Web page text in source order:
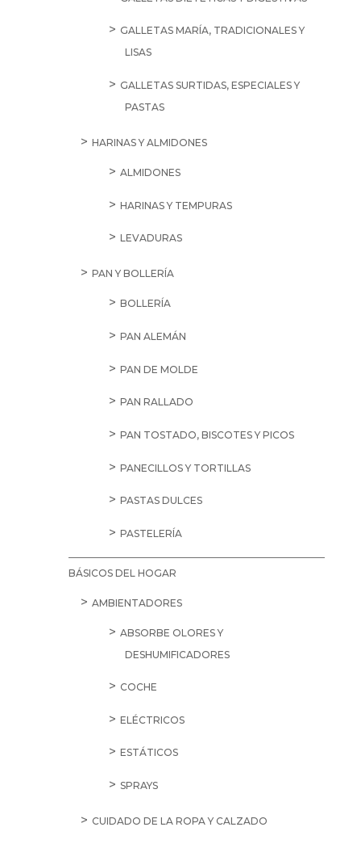
GALLETAS MARÍA, TRADICIONALES Y
LISAS
GALLETAS SURTIDAS, ESPECIALES Y
PASTAS
HARINAS Y ALMIDONES
ALMIDONES
HARINAS Y TEMPURAS
LEVADURAS
PAN Y BOLLERÍA
BOLLERÍA
PAN ALEMÁN
PAN DE MOLDE
PAN RALLADO
PAN TOSTADO, BISCOTES Y PICOS
PANECILLOS Y TORTILLAS
PASTAS DULCES
PASTELERÍA
BÁSICOS DEL HOGAR
AMBIENTADORES
ABSORBE OLORES Y
DESHUMIFICADORES
COCHE
ELÉCTRICOS
ESTÁTICOS
SPRAYS
CUIDADO DE LA ROPA Y CALZADO